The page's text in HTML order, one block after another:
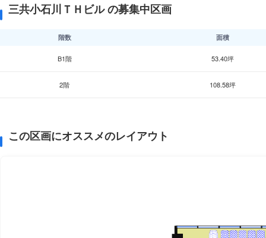
三共小石川ＴＨビル の募集中区画
階数 面積
B1階 53.40坪
2階 108.58坪
この区画にオススメのレイアウト